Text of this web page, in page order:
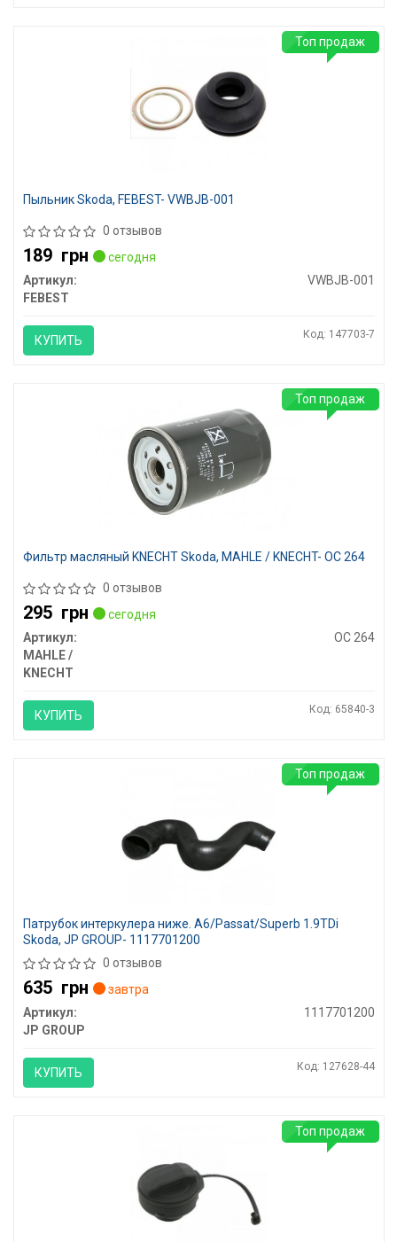
Пыльник Skoda, FEBEST- VWBJB-001
0 отзывов
189 грн
сегодня
Артикул:
VWBJB-001
FEBEST
КУПИТЬ Код: 147703-7
Топ продаж
Фильтр масляный KNECHT Skoda, MAHLE / KNECHT- OC 264
0 отзывов
295 грн
сегодня
Артикул:
OC 264
MAHLE /
KNECHT
КУПИТЬ Код: 65840-3
Топ продаж
Патрубок интеркулера ниже. A6/Passat/Superb 1.9TDi
Skoda, JP GROUP- 1117701200
0 отзывов
635 грн
завтра
Артикул:
1117701200
JP GROUP
КУПИТЬ Код: 127628-44
Топ продаж
Топ продаж